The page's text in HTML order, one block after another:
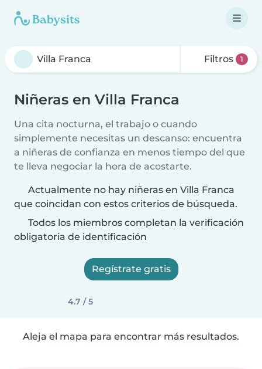
Filtros 1
Niñeras en Villa Franca
Una cita nocturna, el trabajo o cuando
simplemente necesitas un descanso: encuentra
a niñeras de confianza en menos tiempo del que
te lleva negociar la hora de acostarte.
Actualmente no hay niñeras en Villa Franca
que coincidan con estos criterios de búsqueda.
Todos los miembros completan la verificación
obligatoria de identificación
Regístrate gratis
4.7 / 5
Aleja el mapa para encontrar más resultados.